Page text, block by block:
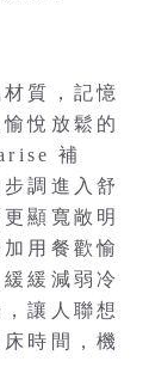
質，記憶
悅放鬆的
補
調進入舒
顯寬敞明
用餐歡愉
緩減弱冷
讓人聯想
時間，機